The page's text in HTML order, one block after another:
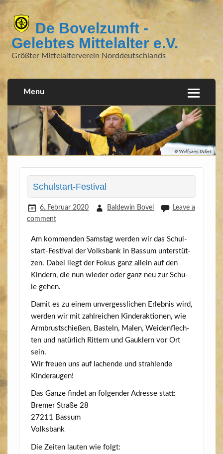
De Bovelzumft -
Gelebtes Mittelalter e.V.
Größter Mittelalterverein Norddeutschlands
Menu
Schulstart-Festival
6. Februar 2020 Baldewin Bovel
Leave a
comment
Am kom­men­den Sams­tag wer­den wir das Schul­
start-Fes­ti­val der Volks­bank in Bas­sum unter­stüt­
zen. Dabei liegt der Fokus ganz allein auf den
Kin­dern, die nun wie­der oder ganz neu zur Schu­
le gehen.
Damit es zu einem unver­gess­li­chen Erleb­nis wird,
wer­den wir mit zahl­rei­chen Kin­der­ak­tio­nen, wie
Arm­brust­schie­ßen, Bas­teln, Malen, Wei­den­flech­
ten und natür­lich Rit­tern und Gauk­lern vor Ort
sein.
Wir freu­en uns auf lachen­de und strah­len­de
Kinderaugen!
Das Gan­ze fin­det an fol­gen­der Adres­se statt:
Bre­mer Stra­ße 28
27211 Bas­sum
Volks­bank
Die Zei­ten lau­ten wie folgt: